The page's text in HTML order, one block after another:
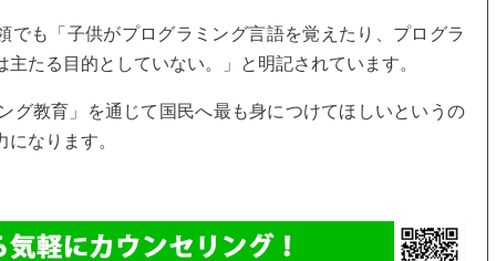
でも「子供がプログラミング言語を覚えたり、プログラ
たる目的としていない。」と明記されています。
グ教育」を通じて国民へ最も身につけてほしいというの
なります。